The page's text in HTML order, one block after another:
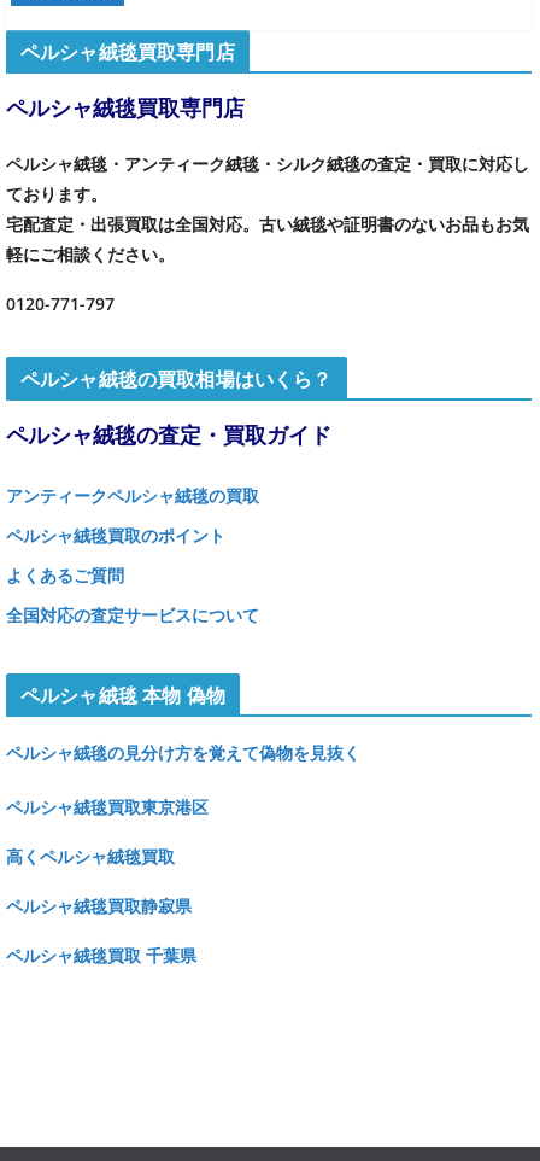
ペルシャ絨毯買取専門店
ペルシャ絨毯買取専門店
ペルシャ絨毯・アンティーク絨毯・シルク絨毯の査定・買取に対応し
ております。
宅配査定・出張買取は全国対応。古い絨毯や証明書のないお品もお気
軽にご相談ください。
0120-771-797
ペルシャ絨毯の買取相場はいくら？
ペルシャ絨毯の査定・買取ガイド
アンティークペルシャ絨毯の買取
ペルシャ絨毯買取のポイント
よくあるご質問
全国対応の査定サービスについて
ペルシャ絨毯 本物 偽物
ペルシャ絨毯の見分け方を覚えて偽物を見抜く
ペルシャ絨毯買取東京港区
高くペルシャ絨毯買取
ペルシャ絨毯買取静寂県
ペルシャ絨毯買取 千葉県